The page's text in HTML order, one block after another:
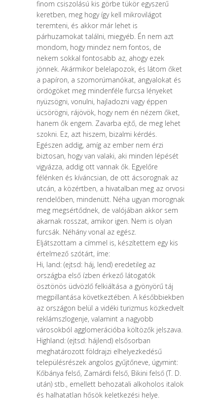
finom csiszolású kis görbe tükör egyszerű
keretben, meg hogy így kell mikrovilágot
teremteni, és akkor már lehet is
párhuzamokat találni, miegyéb. Én nem azt
mondom, hogy mindez nem fontos, de
nekem sokkal fontosabb az, ahogy ezek
jönnek. Akármikor belelapozok, és látom őket
a papíron, a szomorúmanókat, angyalokat és
ördögöket meg mindenféle furcsa lényeket
nyüzsögni, vonulni, hajladozni vagy éppen
ücsörögni, rájövök, hogy nem én nézem őket,
hanem ők engem. Zavarba ejtő, de meg lehet
szokni. Ez, azt hiszem, bizalmi kérdés.
Egészen addig, amíg az ember nem érzi
biztosan, hogy van valaki, aki minden lépését
vigyázza, addig ott vannak ők. Egyelőre
félénken és kíváncsian, de ott ácsorognak az
utcán, a közértben, a hivatalban meg az orvosi
rendelőben, mindenütt. Néha ugyan morognak
meg megsértődnek, de valójában akkor sem
akarnak rosszat, amikor igen. Nem is olyan
furcsák. Néhány vonal az egész.
Eljátszottam a címmel is, készítettem egy kis
értelmező szótárt, íme:
Hi, land: (ejtsd: háj, lend) eredetileg az
országba első ízben érkező látogatók
ösztönös üdvözlő felkiáltása a gyönyörű táj
megpillantása következtében. A későbbiekben
az országon belül a vidéki turizmus közkedvelt
reklámszlogenje, valamint a nagyobb
városokból agglomerációba költözők jelszava.
Highland: (ejtsd: hájlend) elsősorban
meghatározott földrajzi elhelyezkedésű
településrészek angolos gyűjtőneve, úgymint:
Kőbánya felső, Zamárdi felső, Bikini felső (T. D.
után) stb., emellett behozatali alkoholos italok
és halhatatlan hősök keletkezési helye.